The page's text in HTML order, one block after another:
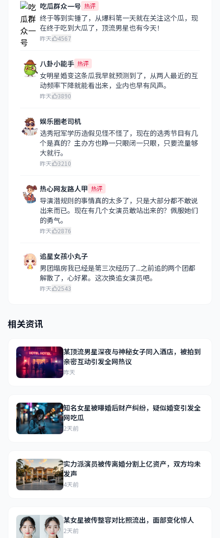
吃瓜群众一号 热评
终于等到实锤了，从爆料第一天就在关注这个瓜，现
在终于吃到大瓜了，顶流男星也有今天！
昨天 4567
八卦小能手 热评
女明星婚变这条瓜我早就预测到了，从两人最近的互
动频率下降就能看出来，业内也早有风声。
昨天 3890
娱乐圈老司机
选秀冠军学历造假见怪不怪了，现在的选秀节目有几
个是真的？主办方也睁一只眼闭一只眼，只要流量够
大就行。
昨天 3210
热心网友路人甲 热评
导演潜规则的事情真的太多了，只是大部分都不敢说
出来而已。现在有几个女演员敢站出来的？佩服她们
的勇气。
昨天 2876
追星女孩小丸子
男团塌房我已经是第三次经历了...之前追的两个团都
解散了，心好累。这次换追女演员吧。
昨天 2543
相关资讯
某顶流男星深夜与神秘女子同入酒店，被拍到
亲密互动引发全网热议
昨天
知名女星被曝婚后财产纠纷，疑似婚变引发全
网吃瓜
2天前
实力派演员被传离婚分割上亿资产，双方均未
发声
4天前
某女星被传整容对比照流出，面部变化惊人
2天前